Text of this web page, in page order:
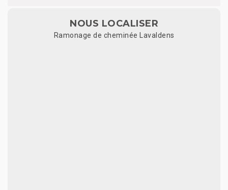
NOUS LOCALISER
Ramonage de cheminée Lavaldens